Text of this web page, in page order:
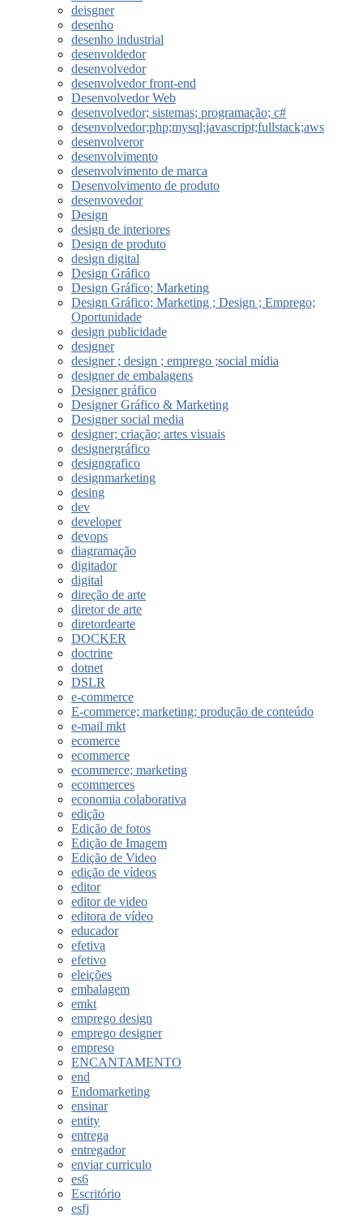
deisgner
desenho
desenho industrial
desenvoldedor
desenvolvedor
desenvolvedor front-end
Desenvolvedor Web
desenvolvedor; sistemas; programação; c#
desenvolvedor;php;mysql;javascript;fullstack;aws
desenvolveror
desenvolvimento
desenvolvimento de marca
Desenvolvimento de produto
desenvovedor
Design
design de interiores
Design de produto
design digital
Design Gráfico
Design Gráfico; Marketing
Design Gráfico; Marketing ; Design ; Emprego;
Oportunidade
design publicidade
designer
designer ; design ; emprego ;social mídia
designer de embalagens
Designer gráfico
Designer Gráfico & Marketing
Designer social media
designer; criação; artes visuais
designergráfico
designgrafico
designmarketing
desing
dev
developer
devops
diagramação
digitador
digital
direção de arte
diretor de arte
diretordearte
DOCKER
doctrine
dotnet
DSLR
e-commerce
E-commerce; marketing; produção de conteúdo
e-mail mkt
ecomerce
ecommerce
ecommerce; marketing
ecommerces
economia colaborativa
edição
Edição de fotos
Edição de Imagem
Edição de Video
edição de vídeos
editor
editor de video
editora de vídeo
educador
efetiva
efetivo
eleições
embalagem
emkt
emprego design
emprego designer
empreso
ENCANTAMENTO
end
Endomarketing
ensinar
entity
entrega
entregador
enviar curriculo
es6
Escritório
esfj